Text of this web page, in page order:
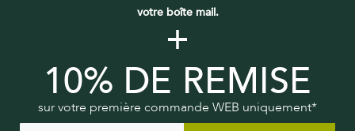
votre boîte mail.
+
10% DE REMISE
sur votre première commande WEB uniquement*